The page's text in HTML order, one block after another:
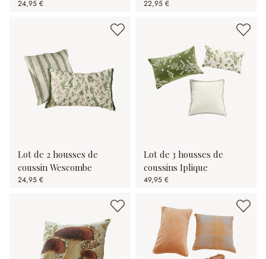
24,95 € 22,95 €
Lot de 2 housses de
coussin Wescombe
24,95 €
Lot de 3 housses de
coussins Iplique
49,95 €